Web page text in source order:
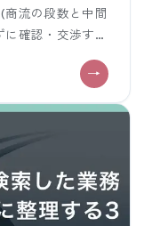
流の段数と中間
確認・交渉する